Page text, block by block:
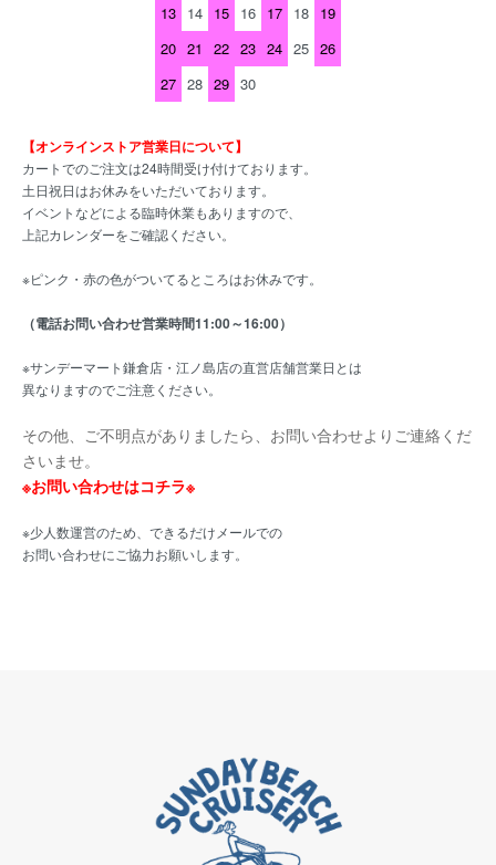
13 14 15 16 17 18 19
20 21 22 23 24 25 26
27 28 29 30
【オンラインストア営業日について】
カートでのご注文は24時間受け付けております。
土日祝日はお休みをいただいております。
イベントなどによる臨時休業もありますので、
上記カレンダーをご確認ください。
※ピンク・赤の色がついてるところはお休みです。
（電話お問い合わせ営業時間11:00～16:00）
※サンデーマート鎌倉店・江ノ島店の直営店舗営業日とは
異なりますのでご注意ください。
その他、ご不明点がありましたら、お問い合わせよりご連絡くだ
さいませ。
※お問い合わせはコチラ※
※少人数運営のため、できるだけメールでの
お問い合わせにご協力お願いします。